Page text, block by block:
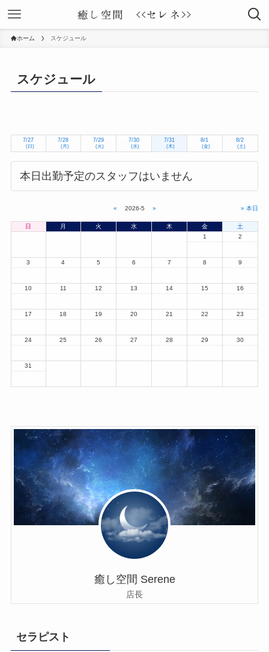
ホーム スケジュール
スケジュール
7/27
(日)
7/28
(月)
7/29
(火)
7/30
(水)
7/31
(木)
8/1
(金)
8/2
(土)
本日出勤予定のスタッフはいません
« 2026-5 » » 本日
日 月 火 水 木 金
土
1
2
3 4 5 6 7 8 9
10 11 12 13 14 15 16
17 18 19 20 21 22 23
24 25 26 27 28 29 30
31
癒し空間 Serene
店長
セラピスト